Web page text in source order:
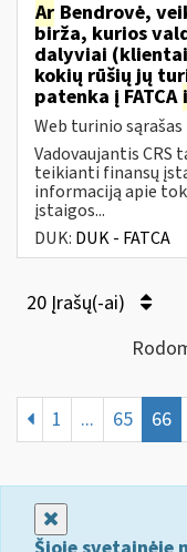
Ar Bendrovė,
birža, kurios
dalyviai
kokių rūšių jų
patenka į FATCA
Web turinio sąrašas
Vadovaujantis CRS
teikianti finansų
informaciją apie
įstaigos...
DUK: DUK - FATCA
20 Įrašų(-ai)
1 ... 65 66